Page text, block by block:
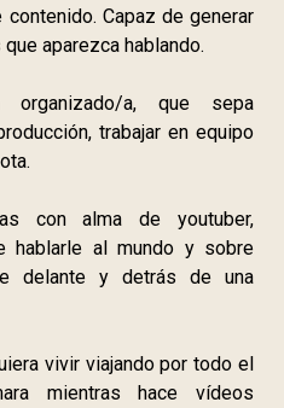
Capaz de generar
aparezca hablando.
organizado/a, que sepa
trabajar en equipo
con alma de youtuber,
hablarle al mundo y sobre
delante y detrás de una
vivir viajando por todo el
mientras hace vídeos